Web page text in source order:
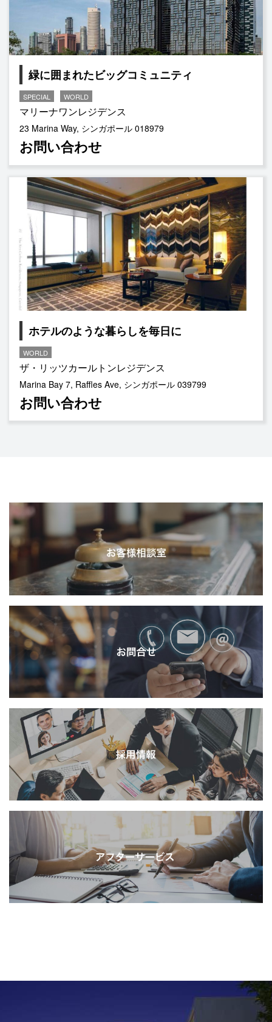
緑に囲まれたビッグコミュニティ
SPECIAL WORLD
マリーナワンレジデンス
23 Marina Way, シンガポール 018979
お問い合わせ
ホテルのような暮らしを毎日に
WORLD
ザ・リッツカールトンレジデンス
Marina Bay 7, Raffles Ave, シンガポール 039799
お問い合わせ